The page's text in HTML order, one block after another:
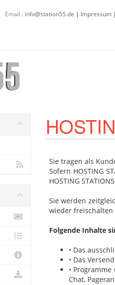
Email : info@station55.de | Impressum |
Sie tragen als
Sofern HOSTING
HOSTING
Sie werden
wieder freischalten
Folgende Inhalte
• Das
• Das
•
Chat,